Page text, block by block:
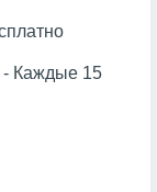
- Каждые 15